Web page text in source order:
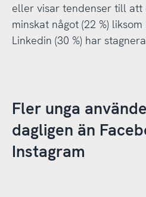
eller visar tendenser till att
minskat något (22 %)
Linkedin (30 %) har
Fler unga
dagligen än
Instagram